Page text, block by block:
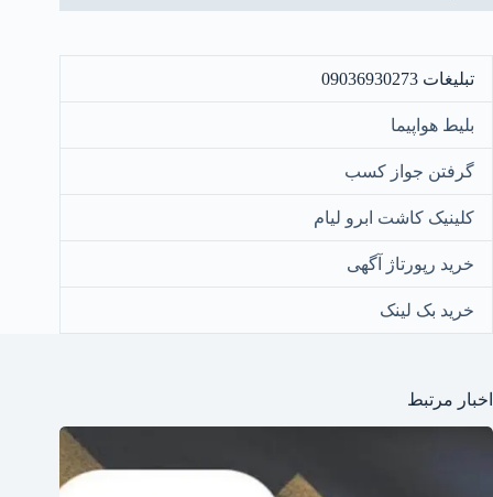
تبلیغات 09036930273
بلیط هواپیما
گرفتن جواز کسب
کلینیک کاشت ابرو لیام
خرید رپورتاژ آگهی
خرید بک لینک
اخبار مرتبط